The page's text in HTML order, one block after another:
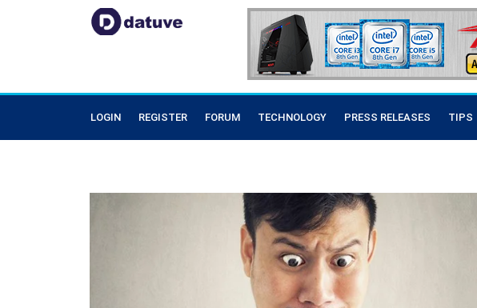
LOGIN REGISTER FORUM TECHNOLOGY PRESS RELEASES TIPS